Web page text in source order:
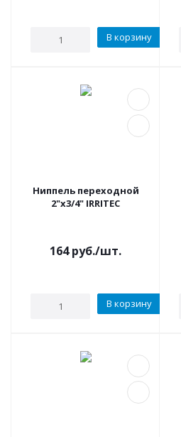
В корзину
Ниппель переходной
2"x3/4" IRRITEC
164руб./шт.
В корзину